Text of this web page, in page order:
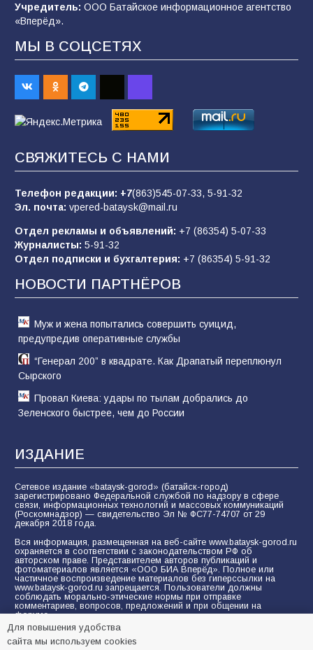
99 04.08.2026
Будет ли мобилизация в России в 2026 году
после выборов: в Госдуме дали ответ
заявления о мобилизации — это
пропагандистский вброс
85 01.08.2026
«Слухами Москву не возьмёшь»: почему
заявления Киева о мобилизации — это
отчаяние, а не разведка
81 02.08.2026
Учредитель: ООО Батайское информационное агентство
«Вперёд».
МЫ В СОЦСЕТЯХ
СВЯЖИТЕСЬ С НАМИ
Телефон редакции: +7(863)545-07-33, 5-91-32
Эл. почта: vpered-bataysk@mail.ru
Отдел рекламы и объявлений: +7 (86354) 5-07-33
Журналисты: 5-91-32
Отдел подписки и бухгалтерия: +7 (86354) 5-91-32
НОВОСТИ ПАРТНЁРОВ
Муж и жена попытались совершить суицид,
предупредив оперативные службы
“Генерал 200” в квадрате. Как Драпатый переплюнул
Сырского
Провал Киева: удары по тылам добрались до
Зеленского быстрее, чем до России
ИЗДАНИЕ
Сетевое издание «bataysk-gorod» (батайск-город)
зарегистрировано Федеральной службой по надзору в сфере
связи, информационных технологий и массовых коммуникаций
(Роскомнадзор) — свидетельство Эл № ФС77-74707 от 29
декабря 2018 года.
Вся информация, размещенная на веб-сайте www.bataysk-gorod.ru
охраняется в соответствии с законодательством РФ об
авторском праве. Представителем авторов публикаций и
фотоматериалов является «ООО БИА Вперёд». Полное или
частичное воспроизведение материалов без гиперссылки на
www.bataysk-gorod.ru запрещается. Пользователи должны
соблюдать морально-этические нормы при отправке
комментариев, вопросов, предложений и при общении на
форуме.
Политика конфиденциальности и защиты информации
Для повышения удобства
сайта мы используем cookies